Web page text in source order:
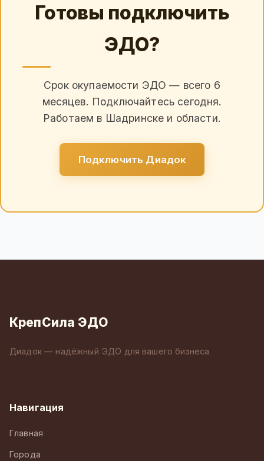
Готовы подключить
ЭДО?
Срок окупаемости ЭДО — всего 6
месяцев. Подключайтесь сегодня.
Работаем в Шадринске и области.
Подключить Диадок
КрепСила ЭДО
Диадок — надёжный ЭДО для вашего бизнеса
Навигация
Главная
Города